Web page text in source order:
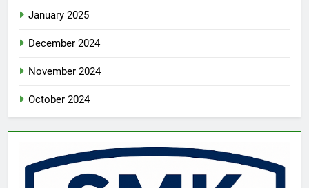
January 2025
December 2024
November 2024
October 2024